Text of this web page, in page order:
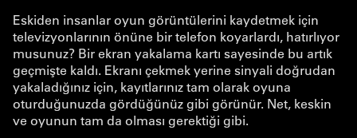
Eskiden insanlar oyun görüntülerini kaydetmek için
televizyonlarının önüne bir telefon koyarlardı, hatırlıyor
musunuz? Bir ekran yakalama kartı sayesinde bu artık
geçmişte kaldı. Ekranı çekmek yerine sinyali doğrudan
yakaladığınız için, kayıtlarınız tam olarak oyuna
oturduğunuzda gördüğünüz gibi görünür. Net, keskin
ve oyunun tam da olması gerektiği gibi.